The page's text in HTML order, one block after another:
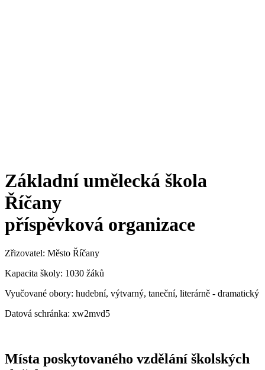
Základní umělecká škola
Říčany
příspěvková organizace
Zřizovatel: Město Říčany
Kapacita školy: 1030 žáků
Vyučované obory: hudební, výtvarný, taneční, literárně - dramatický
Datová schránka: xw2mvd5
Místa poskytovaného vzdělání školských